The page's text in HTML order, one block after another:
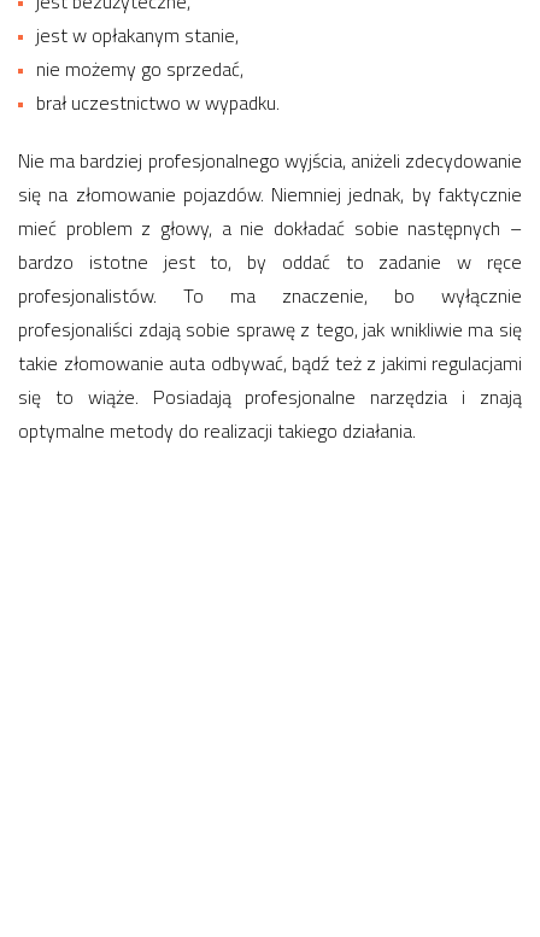
jest w opłakanym stanie,
nie możemy go sprzedać,
brał uczestnictwo w wypadku.
Nie ma bardziej profesjonalnego wyjścia, aniżeli zdecydowanie
się na złomowanie pojazdów. Niemniej jednak, by faktycznie
mieć problem z głowy, a nie dokładać sobie następnych –
bardzo istotne jest to, by oddać to zadanie w ręce
profesjonalistów. To ma znaczenie, bo wyłącznie
profesjonaliści zdają sobie sprawę z tego, jak wnikliwie ma się
takie złomowanie auta odbywać, bądź też z jakimi regulacjami
się to wiąże. Posiadają profesjonalne narzędzia i znają
optymalne metody do realizacji takiego działania.